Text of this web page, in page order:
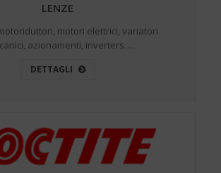
LENZE
motori elettrici, variatori
azionamenti, inverters….
DETTAGLI